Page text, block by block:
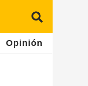
Opinión